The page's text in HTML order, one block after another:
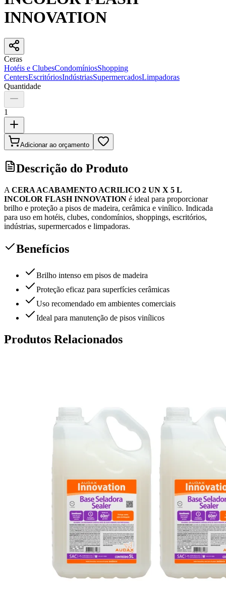
INNOVATION
Ceras
Hotéis e ClubesCondomíniosShopping
CentersEscritóriosIndústriasSupermercadosLimpadoras
Quantidade
1
Adicionar ao orçamento
Descrição do Produto
A CERA ACABAMENTO ACRILICO 2 UN X 5 L
INCOLOR FLASH INNOVATION é ideal para proporcionar
brilho e proteção a pisos de madeira, cerâmica e vinílico. Indicada
para uso em hotéis, clubes, condomínios, shoppings, escritórios,
indústrias, supermercados e limpadoras.
Benefícios
Brilho intenso em pisos de madeira
Proteção eficaz para superfícies cerâmicas
Uso recomendado em ambientes comerciais
Ideal para manutenção de pisos vinílicos
Produtos Relacionados